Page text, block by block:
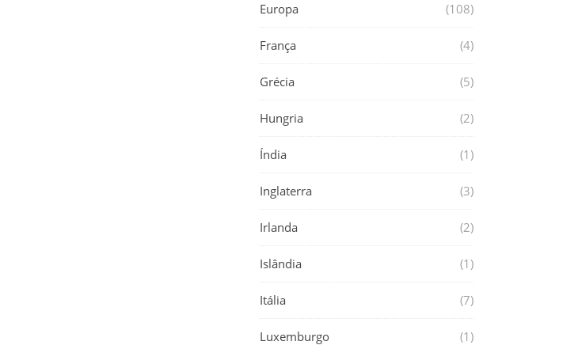
Europa (108)
França (4)
Grécia (5)
Hungria (2)
Índia (1)
Inglaterra (3)
Irlanda (2)
Islândia (1)
Itália (7)
Luxemburgo (1)